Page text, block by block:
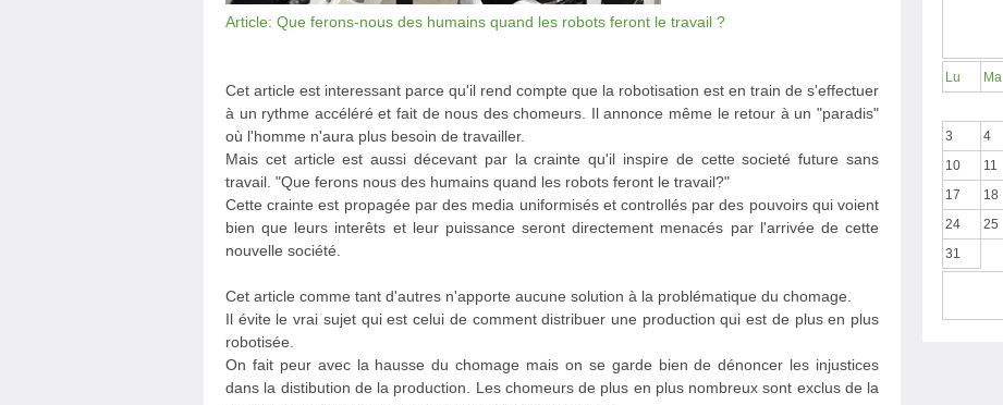
Article: Que ferons-nous des humains quand les robots feront le travail ?
Cet article est interessant parce qu'il rend compte que la robotisation est en train de s'effectuer
à un rythme accéléré et fait de nous des chomeurs. Il annonce même le retour à un "paradis"
où l'homme n'aura plus besoin de travailler.
Mais cet article est aussi décevant par la crainte qu'il inspire de cette societé future sans
travail. "Que ferons nous des humains quand les robots feront le travail?"
Cette crainte est propagée par des media uniformisés et controllés par des pouvoirs qui voient
bien que leurs interêts et leur puissance seront directement menacés par l'arrivée de cette
nouvelle société.
Cet article comme tant d'autres n'apporte aucune solution à la problématique du chomage.
Il évite le vrai sujet qui est celui de comment distribuer une production qui est de plus en plus
robotisée.
On fait peur avec la hausse du chomage mais on se garde bien de dénoncer les injustices
dans la distibution de la production. Les chomeurs de plus en plus nombreux sont exclus de la
Lu Ma
3
4
10
11
17
18
24
25
31